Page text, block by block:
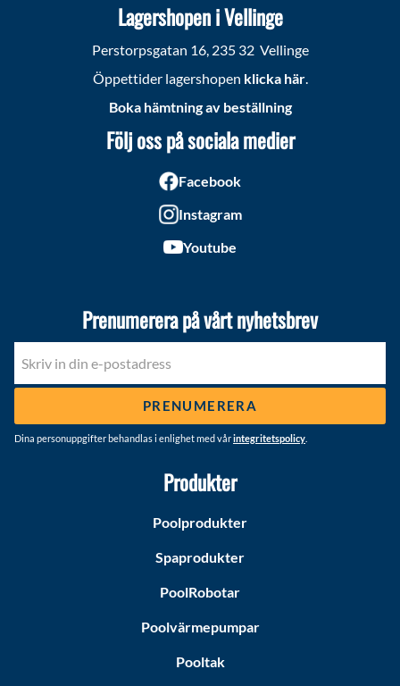
Lagershopen i Vellinge
Perstorpsgatan 16, 235 32 Vellinge
Öppettider lagershopen klicka här.
Boka hämtning av beställning
Följ oss på sociala medier
Facebook
Instagram
Youtube
Prenumerera på vårt nyhetsbrev
PRENUMERERA
Dina personuppgifter behandlas i enlighet med vårintegritetspolicy
Produkter
Poolprodukter
Spaprodukter
PoolRobotar
Poolvärmepumpar
Pooltak